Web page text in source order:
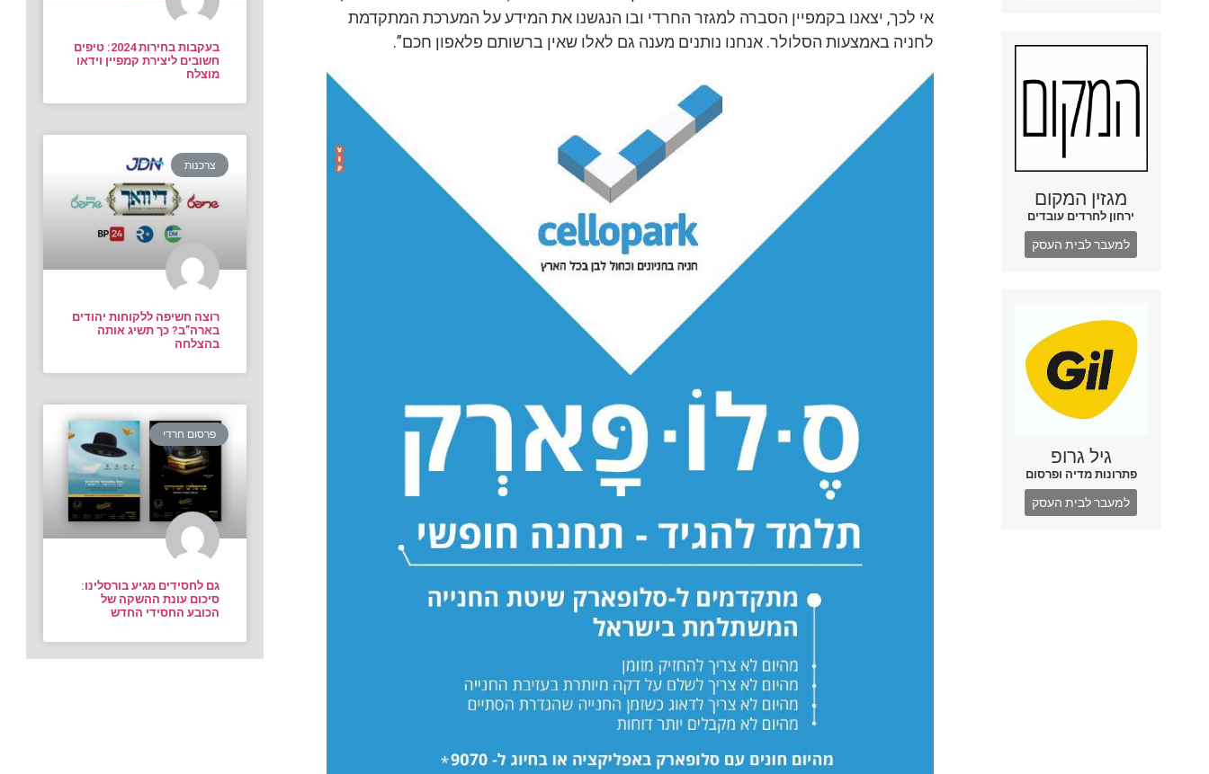
מגזין המקום
ירחון לחרדים עובדים
למעבר לבית העסק
גיל גרופ
פתרונות מדיה ופרסום
למעבר לבית העסק
אי לכך, יצאנו בקמפיין הסברה למגזר החרדי ובו הנגשנו את המידע על המערכת המתקדמת
לחניה באמצעות הסלולר. אנחנו נותנים מענה גם לאלו שאין ברשותם פלאפון חכם”.
בעקבות בחירות 2024: טיפים
חשובים ליצירת קמפיין וידאו
מוצלח
צרכנות
רוצה חשיפה ללקוחות יהודים
בארה”ב? כך תשיג אותה
בהצלחה
פרסום חרדי
גם לחסידים מגיע בורסלינו:
סיכום עונת ההשקה של
הכובע החסידי החדש